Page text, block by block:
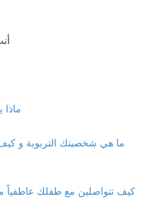
ماذا
ما هي شخصيتك التربوية و
كيف تتواصلين مع طفلك عاطفياً